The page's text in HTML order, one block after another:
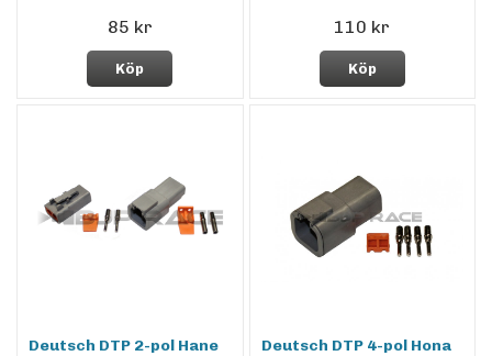
85 kr
Köp
110 kr
Köp
Deutsch DTP 2-pol Hane
Deutsch DTP 4-pol Hona